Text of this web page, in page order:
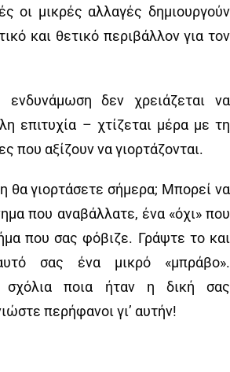
οι μικρές αλλαγές δημιουργούν
και θετικό περιβάλλον για τον
ενδυνάμωση δεν χρειάζεται να
επιτυχία – χτίζεται μέρα με τη
που αξίζουν να γιορτάζονται.
θα γιορτάσετε σήμερα; Μπορεί να
που αναβάλλατε, ένα «όχι» που
που σας φόβιζε. Γράψτε το και
σας ένα μικρό «μπράβο».
σχόλια ποια ήταν η δική σας
περήφανοι γι’ αυτήν!